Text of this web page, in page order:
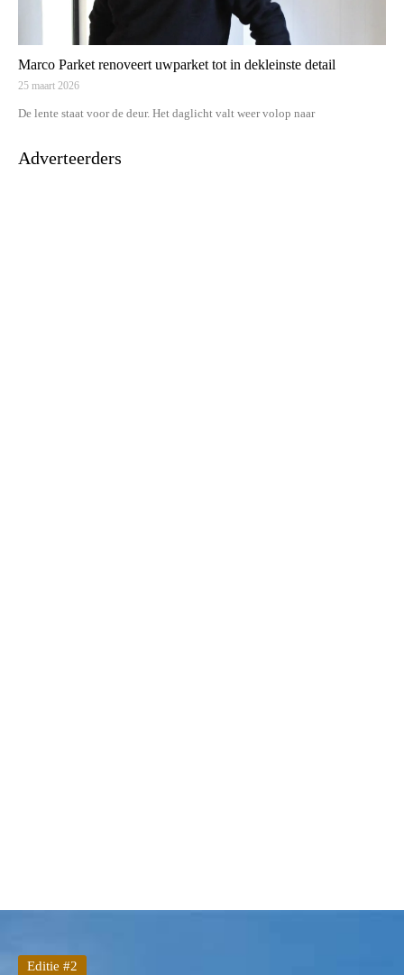
Marco Parket renoveert uwparket tot in dekleinste detail
25 maart 2026
De lente staat voor de deur. Het daglicht valt weer volop naar
Adverteerders
Editie #2